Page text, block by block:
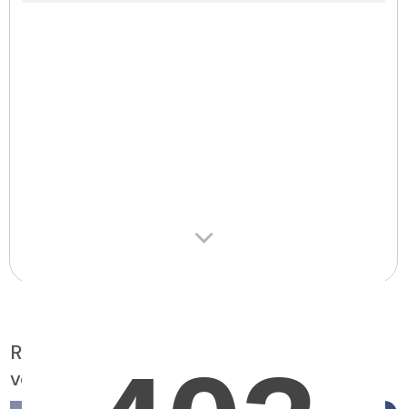
Résidences pour aînés suggérées pour
vous